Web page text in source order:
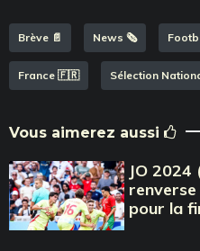
Brève 📄 News 🗞️
France 🇫🇷 Sélection
Vous aimerez aussi
JO 2024
pour la